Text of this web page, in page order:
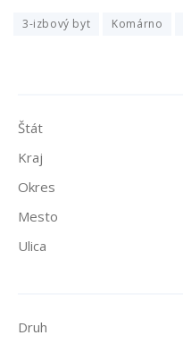
3-izbový byt Komárno
Štát
Kraj
Okres
Mesto
Ulica
Druh